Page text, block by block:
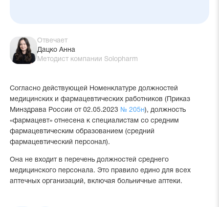
Согласно действующей Номенклатуре должностей
медицинских и фармацевтических работников (Приказ
Минздрава России от 02.05.2023 № 205н), должность
«фармацевт» отнесена к специалистам со средним
фармацевтическим образованием (средний
фармацевтический персонал).
Она не входит в перечень должностей среднего
медицинского персонала. Это правило едино для всех
аптечных организаций, включая больничные аптеки.
Отвечает
Дацко Анна
Методист компании Solopharm